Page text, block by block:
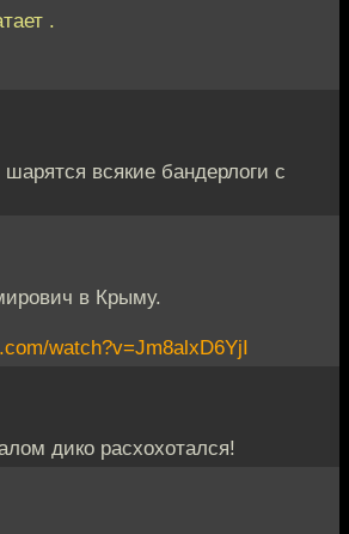
.
шарятся всякие бандерлоги с
в Крыму.
watch?v=Jm8alxD6YjI
дико расхохотался!